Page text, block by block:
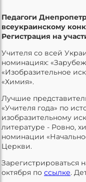
Педагоги
всеукраинскому
Регистрация на
Учителя со всей
номинациях:
«Изобразительное
«Химия».
Лучшие
«Учителя года» по
изобразительному
литературе - Ровно,
номинации
Церкви.
Зарегистрироваться
октября по ссылке.